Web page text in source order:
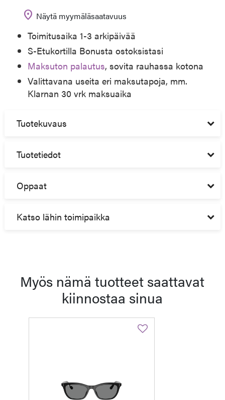
location_on Näytä myymäläsaatavuus
Toimitusaika 1-3 arkipäivää
S-Etukortilla Bonusta ostoksistasi
Maksuton palautus, sovita rauhassa kotona
Valittavana useita eri maksutapoja, mm.
Klarnan 30 vrk maksuaika
Tuotekuvaus
Tuotetiedot
Oppaat
Katso lähin toimipaikka
Myös nämä tuotteet saattavat
kiinnostaa sinua